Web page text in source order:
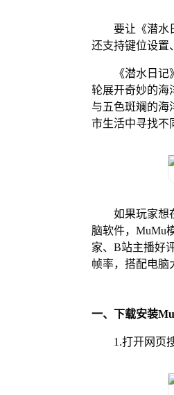
要让《潜水
还支持键位设置
《潜水日
轮展开奇妙的海
与五色斑斓的海
市生活中寻找不
如果玩家想
脑软件，MuMu
家、B站主播好
帧率，搭配电脑
一、下载安装
1.打开网页